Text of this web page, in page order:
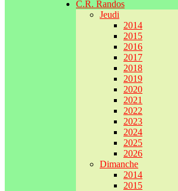
C.R. Randos
Jeudi
2014
2015
2016
2017
2018
2019
2020
2021
2022
2023
2024
2025
2026
Dimanche
2014
2015